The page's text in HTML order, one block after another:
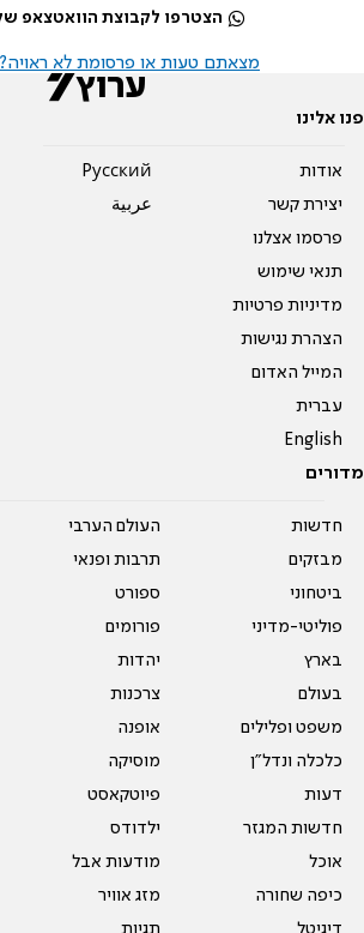
הצטרפו לקבוצת הוואטצאפ של
מצאתם טעות או פרסומת לא ראויה?
פנו אלינו
אודות
יצירת קשר
פרסמו אצלנו
תנאי שימוש
מדיניות פרטיות
הצהרת נגישות
המייל האדום
עברית
English
Pусский
عربية
מדורים
חדשות
מבזקים
ביטחוני
פוליטי-מדיני
בארץ
בעולם
משפט ופלילים
כלכלה ונדל"ן
דעות
חדשות המגזר
אוכל
כיפה שחורה
העולם הערבי
תרבות ופנאי
ספורט
פורומים
יהדות
צרכנות
אופנה
מוסיקה
פיוטקאסט
ילדודס
מודעות אבל
מזג אוויר